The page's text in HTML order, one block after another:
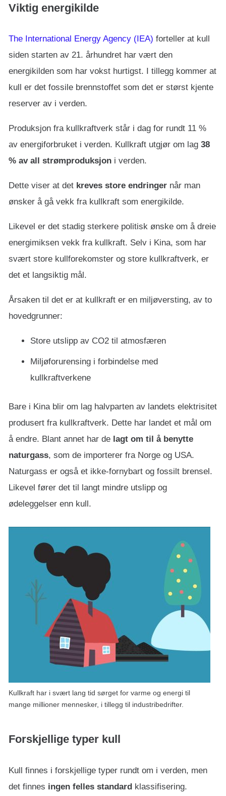
Viktig energikilde
The International Energy Agency (IEA) forteller at kull
siden starten av 21. århundret har vært den
energikilden som har vokst hurtigst. I tillegg kommer at
kull er det fossile brennstoffet som det er størst kjente
reserver av i verden.
Produksjon fra kullkraftverk står i dag for rundt 11 %
av energiforbruket i verden. Kullkraft utgjør om lag 38
% av all strømproduksjon i verden.
Dette viser at det kreves store endringer når man
ønsker å gå vekk fra kullkraft som energikilde.
Likevel er det stadig sterkere politisk ønske om å dreie
energimiksen vekk fra kullkraft. Selv i Kina, som har
svært store kullforekomster og store kullkraftverk, er
det et langsiktig mål.
Årsaken til det er at kullkraft er en miljøversting, av to
hovedgrunner:
Store utslipp av CO2 til atmosfæren
Miljøforurensing i forbindelse med
kullkraftverkene
Bare i Kina blir om lag halvparten av landets elektrisitet
produsert fra kullkraftverk. Dette har landet et mål om
å endre. Blant annet har de lagt om til å benytte
naturgass, som de importerer fra Norge og USA.
Naturgass er også et ikke-fornybart og fossilt brensel.
Likevel fører det til langt mindre utslipp og
ødeleggelser enn kull.
Kullkraft har i svært lang tid sørget for varme og energi til
mange millioner mennesker, i tillegg til industribedrifter.
Forskjellige typer kull
Kull finnes i forskjellige typer rundt om i verden, men
det finnes ingen felles standard klassifisering.